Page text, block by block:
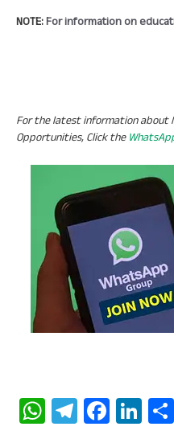
NOTE:For information on
For the latest information about
Opportunities, Click the
W Te Fa Li